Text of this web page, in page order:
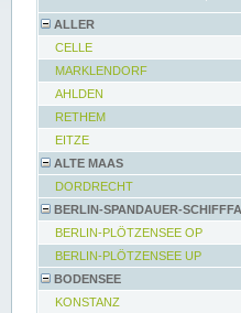
ALLER
CELLE
MARKLENDORF
AHLDEN
RETHEM
EITZE
ALTE MAAS
DORDRECHT
BERLIN-SPANDAUER-
BERLIN-PLÖTZENSEE OP
BERLIN-PLÖTZENSEE UP
BODENSEE
KONSTANZ